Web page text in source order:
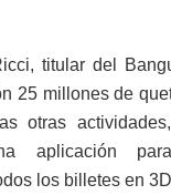
titular del
25 millones de
otras
aplicación
los billetes en